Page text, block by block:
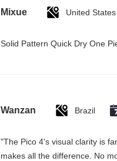
Mixue United States
Solid Pattern Quick Dry One
Wanzan Brazil
"The Pico 4's visual clarity is
makes all the difference. No